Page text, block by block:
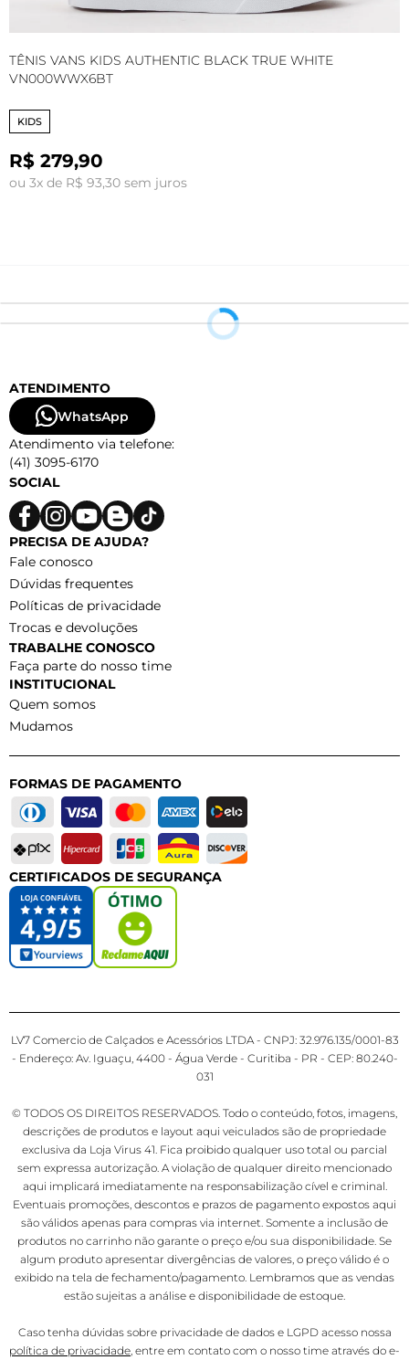
TÊNIS VANS KIDS AUTHENTIC BLACK TRUE WHITE
VN000WWX6BT
KIDS
R$ 279,90
ou 3x de R$ 93,30 sem juros
ATENDIMENTO
WhatsApp
Atendimento via telefone:
(41) 3095-6170
SOCIAL
PRECISA DE AJUDA?
Fale conosco
Dúvidas frequentes
Políticas de privacidade
Trocas e devoluções
TRABALHE CONOSCO
Faça parte do nosso time
INSTITUCIONAL
Quem somos
Mudamos
FORMAS DE PAGAMENTO
CERTIFICADOS DE SEGURANÇA
LV7 Comercio de Calçados e Acessórios LTDA - CNPJ: 32.976.135/0001-83
- Endereço: Av. Iguaçu, 4400 - Água Verde - Curitiba - PR - CEP: 80.240-
031
© TODOS OS DIREITOS RESERVADOS. Todo o conteúdo, fotos, imagens,
descrições de produtos e layout aqui veiculados são de propriedade
exclusiva da Loja Virus 41. Fica proibido qualquer uso total ou parcial
sem expressa autorização. A violação de qualquer direito mencionado
aqui implicará imediatamente na responsabilização cível e criminal.
Eventuais promoções, descontos e prazos de pagamento expostos aqui
são válidos apenas para compras via internet. Somente a inclusão de
produtos no carrinho não garante o preço e/ou sua disponibilidade. Se
algum produto apresentar divergências de valores, o preço válido é o
exibido na tela de fechamento/pagamento. Lembramos que as vendas
estão sujeitas a análise e disponibilidade de estoque.
Caso tenha dúvidas sobre privacidade de dados e LGPD acesso nossa
política de privacidade, entre em contato com o nosso time através do e-